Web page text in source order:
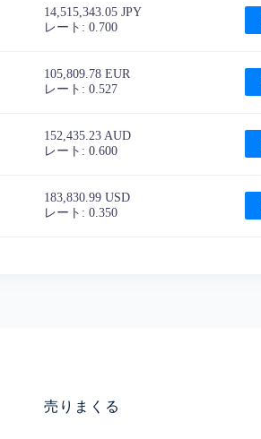
14,515,343.05 JPY
レート: 0.700
105,809.78 EUR
レート: 0.527
152,435.23 AUD
レート: 0.600
183,830.99 USD
レート: 0.350
売りまくる